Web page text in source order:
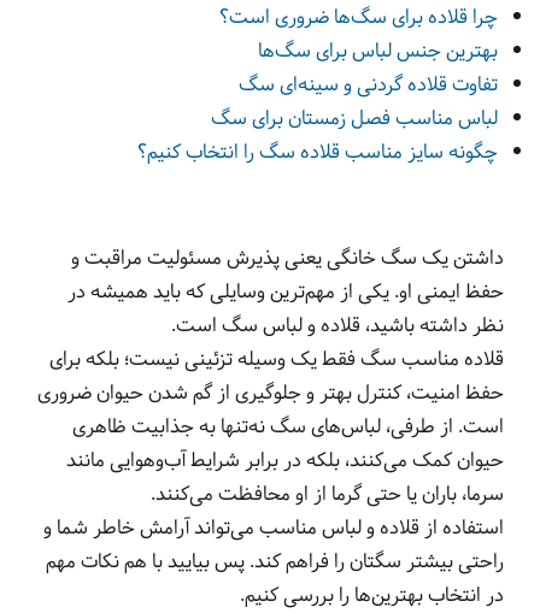
چرا قلاده برای سگ‌ها ضروری است؟
بهترین جنس لباس برای سگ‌ها
تفاوت قلاده گردنی و سینه‌ای سگ
لباس مناسب فصل زمستان برای سگ
چگونه سایز مناسب قلاده سگ را انتخاب کنیم؟
داشتن یک سگ خانگی یعنی پذیرش مسئولیت مراقبت و
حفظ ایمنی او. یکی از مهم‌ترین وسایلی که باید همیشه در
نظر داشته باشید، قلاده و لباس سگ است.
قلاده مناسب سگ فقط یک وسیله تزئینی نیست؛ بلکه برای
حفظ امنیت، کنترل بهتر و جلوگیری از گم شدن حیوان ضروری
است. از طرفی، لباس‌های سگ نه‌تنها به جذابیت ظاهری
حیوان کمک می‌کنند، بلکه در برابر شرایط آب‌وهوایی مانند
سرما، باران یا حتی گرما از او محافظت می‌کنند.
استفاده از قلاده و لباس مناسب می‌تواند آرامش خاطر شما و
راحتی بیشتر سگتان را فراهم کند. پس بیایید با هم نکات مهم
در انتخاب بهترین‌ها را بررسی کنیم.